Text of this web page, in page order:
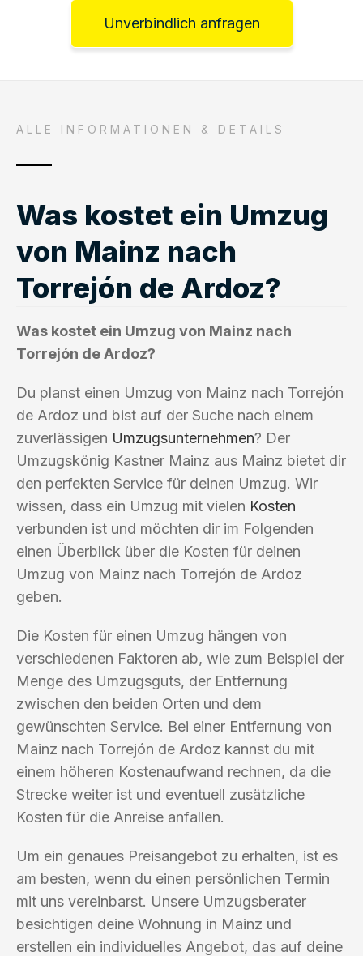
Unverbindlich anfragen
ALLE INFORMATIONEN & DETAILS
Was kostet ein Umzug
von Mainz nach
Torrejón de Ardoz?
Was kostet ein Umzug von Mainz nach
Torrejón de Ardoz?
Du planst einen Umzug von Mainz nach Torrejón
de Ardoz und bist auf der Suche nach einem
zuverlässigen Umzugsunternehmen? Der
Umzugskönig Kastner Mainz aus Mainz bietet dir
den perfekten Service für deinen Umzug. Wir
wissen, dass ein Umzug mit vielen Kosten
verbunden ist und möchten dir im Folgenden
einen Überblick über die Kosten für deinen
Umzug von Mainz nach Torrejón de Ardoz
geben.
Die Kosten für einen Umzug hängen von
verschiedenen Faktoren ab, wie zum Beispiel der
Menge des Umzugsguts, der Entfernung
zwischen den beiden Orten und dem
gewünschten Service. Bei einer Entfernung von
Mainz nach Torrejón de Ardoz kannst du mit
einem höheren Kostenaufwand rechnen, da die
Strecke weiter ist und eventuell zusätzliche
Kosten für die Anreise anfallen.
Um ein genaues Preisangebot zu erhalten, ist es
am besten, wenn du einen persönlichen Termin
mit uns vereinbarst. Unsere Umzugsberater
besichtigen deine Wohnung in Mainz und
erstellen ein individuelles Angebot, das auf deine